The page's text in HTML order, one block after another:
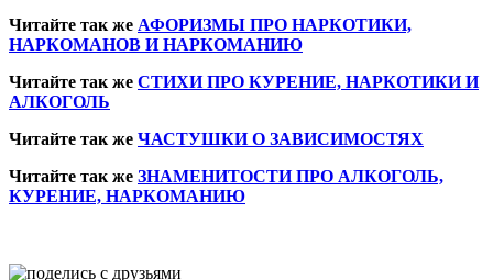
Читайте так же АФОРИЗМЫ ПРО НАРКОТИКИ,
НАРКОМАНОВ И НАРКОМАНИЮ
Читайте так же СТИХИ ПРО КУРЕНИЕ, НАРКОТИКИ И
АЛКОГОЛЬ
Читайте так же ЧАСТУШКИ О ЗАВИСИМОСТЯХ
Читайте так же ЗНАМЕНИТОСТИ ПРО АЛКОГОЛЬ,
КУРЕНИЕ, НАРКОМАНИЮ